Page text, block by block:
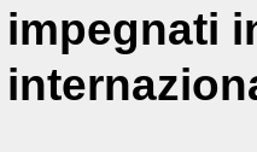
impegnati